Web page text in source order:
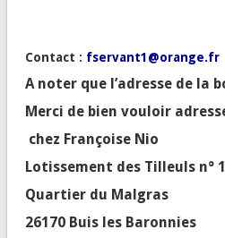
Françoise
Contact : fservant1@orange.fr
A noter que l’adresse de la
Merci de bien vouloir
chez Françoise Nio
Lotissement des Tilleuls n° 1
Quartier du Malgras
26170 Buis les Baronnies